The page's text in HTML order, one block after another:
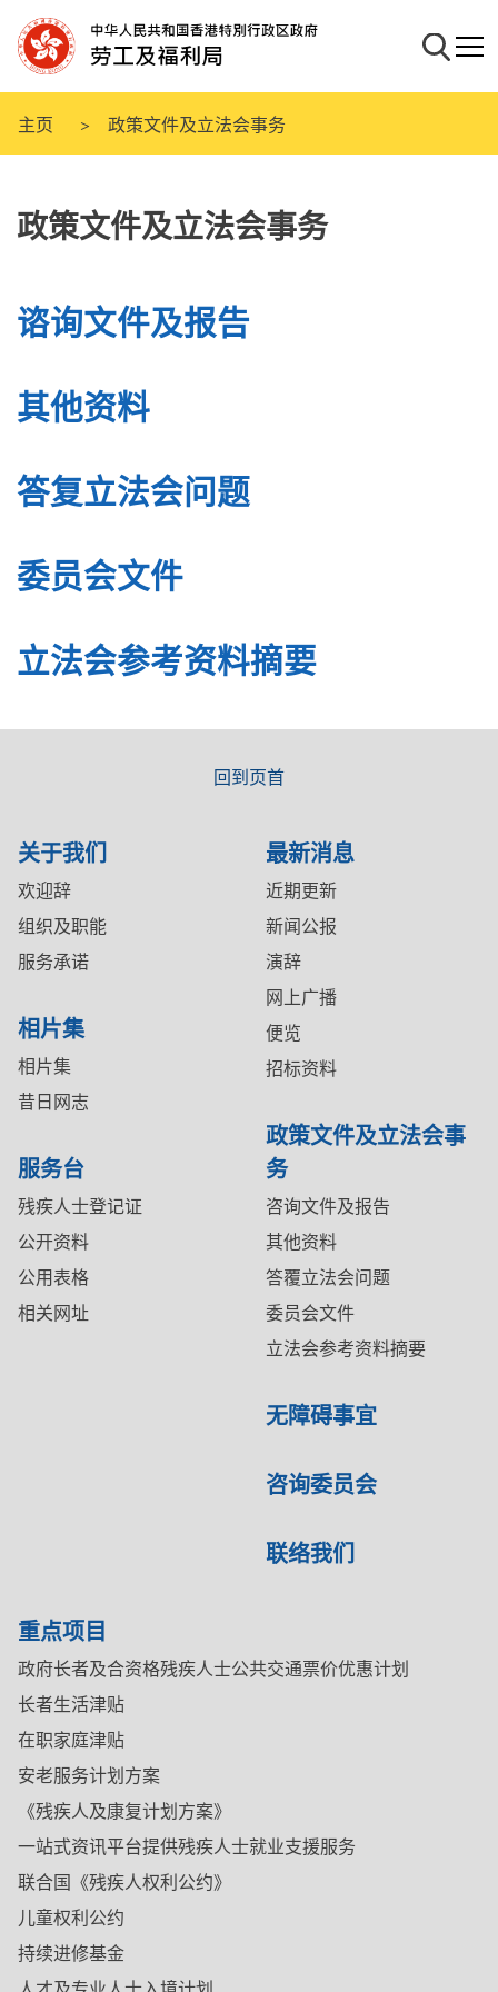
至
主
内
容
搜寻流动
主页 政策文件及立法会事务
政策文件及立法会事务
谘询文件及报告
其他资料
答复立法会问题
委员会文件
立法会参考资料摘要
回到页首
关于我们
欢迎辞
组织及职能
服务承诺
相片集
相片集
昔日网志
服务台
残疾人士登记证
公开资料
公用表格
相关网址
最新消息
近期更新
新闻公报
演辞
网上广播
便览
招标资料
政策文件及立法会事
务
咨询文件及报告
其他资料
答覆立法会问题
委员会文件
立法会参考资料摘要
无障碍事宜
咨询委员会
联络我们
重点项目
政府长者及合资格残疾人士公共交通票价优惠计划
长者生活津贴
在职家庭津贴
安老服务计划方案
《残疾人及康复计划方案》
一站式资讯平台提供残疾人士就业支援服务
联合国《残疾人权利公约》
儿童权利公约
持续进修基金